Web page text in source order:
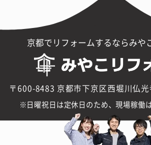
京都でリフォームするならみや
〒600-8483 京都市下京区西堀川仏
日曜祝日は定休日のため、現場稼働